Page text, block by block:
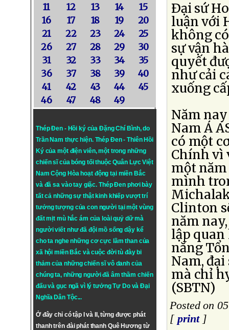
11
12 13 14
15
16
17 18 19
20
21
22 23 24
25
26
27 28 29
30
31
32 33 34
35
36
37 38 39
40
41
42 43 44
45
46
47 48 49
Thép Đen - Hồi ký của Đặng Chí Bình, do
Trần Nam thực hiện. Thép Đen- Thiên Hồi
Ký của một điện viên, một trong những
chiến sĩ của bóng tối thuộc Quân Lực Việt
Nam Cộng Hòa hoạt động tại miền Bắc
và đã sa vào tay giặc. Thép Đen phơi bày
tất cả những sự thật kinh khiếp vượt trí
tưởng tượng của con người tại một vùng
đất mịt mù hắc ám của loài quỷ dữ mà
người viết như đã đội mồ sống dậy kể
cho ta nghe những cơ cực lầm than của
xã hội miền Bắc và cuộc đời tù đày bi
thảm của những chiến sĩ vô danh của
chúng ta, những người đã âm thầm chiến
đấu và gục ngã vì lý tưởngTự DovàĐại
Nghĩa Dân Tộc...
Ở đây chỉ có tập I và II, từng được phát
thanh trên đài phát thanh Quê Hương từ
Ðại sứ
luận với
không
sự vận
quyết
như cải
xuống
Năm
Nam Á
có một
Chính vì
một năm
mình
Clinton
năm
lập quan
năng
Nam,
mà chỉ
(SBTN)
Posted on
[ print]